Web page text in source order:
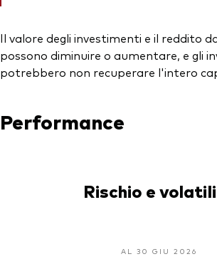
Il valore degli investimenti e il reddito
possono diminuire o aumentare, e gli
potrebbero non recuperare l'intero
Performance
Rischio e
AL 30 GIU 2026